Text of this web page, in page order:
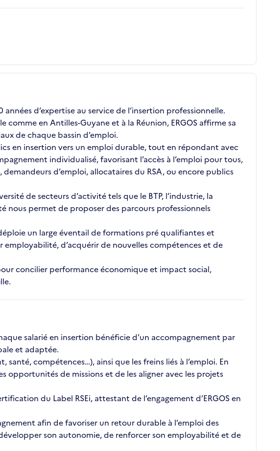
d’expertise au service de l’insertion professionnelle.
en Antilles-Guyane et à la Réunion, ERGOS affirme sa
de chaque bassin d’emploi.
en insertion vers un emploi durable, tout en répondant avec
individualisé, favorisant l’accès à l’emploi pour tous,
d’emploi, allocataires du RSA, ou encore publics
de secteurs d’activité tels que le BTP, l’industrie, la
nous permet de proposer des parcours professionnels
un large éventail de formations pré qualifiantes et
d’acquérir de nouvelles compétences et de
concilier performance économique et impact social,
salarié en insertion bénéficie d’un accompagnement par
et adaptée.
compétences…), ainsi que les freins liés à l’emploi. En
de missions et de les aligner avec les projets
du Label RSEi, attestant de l’engagement d’ERGOS en
afin de favoriser un retour durable à l’emploi des
son autonomie, de renforcer son employabilité et de